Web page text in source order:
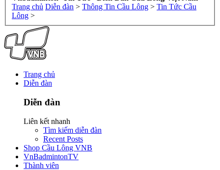
Trang chủ Diễn đàn > Thông Tin Cầu Lông > Tin Tức Cầu
Lông >
Trang chủ
Diễn đàn
Diễn đàn
Liên kết nhanh
Tìm kiếm diễn đàn
Recent Posts
Shop Cầu Lông VNB
VnBadmintonTV
Thành viên